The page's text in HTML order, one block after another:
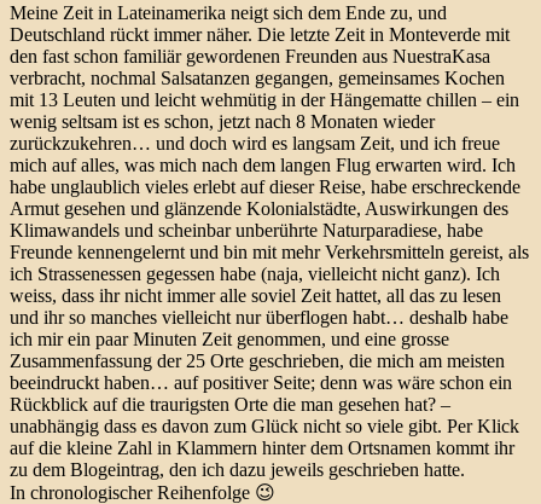
Meine Zeit in Lateinamerika neigt sich dem Ende zu, und
Deutschland rückt immer näher. Die letzte Zeit in Monteverde mit
den fast schon familiär gewordenen Freunden aus NuestraKasa
verbracht, nochmal Salsatanzen gegangen, gemeinsames Kochen
mit 13 Leuten und leicht wehmütig in der Hängematte chillen – ein
wenig seltsam ist es schon, jetzt nach 8 Monaten wieder
zurückzukehren… und doch wird es langsam Zeit, und ich freue
mich auf alles, was mich nach dem langen Flug erwarten wird. Ich
habe unglaublich vieles erlebt auf dieser Reise, habe erschreckende
Armut gesehen und glänzende Kolonialstädte, Auswirkungen des
Klimawandels und scheinbar unberührte Naturparadiese, habe
Freunde kennengelernt und bin mit mehr Verkehrsmitteln gereist, als
ich Strassenessen gegessen habe (naja, vielleicht nicht ganz). Ich
weiss, dass ihr nicht immer alle soviel Zeit hattet, all das zu lesen
und ihr so manches vielleicht nur überflogen habt… deshalb habe
ich mir ein paar Minuten Zeit genommen, und eine grosse
Zusammenfassung der 25 Orte geschrieben, die mich am meisten
beeindruckt haben… auf positiver Seite; denn was wäre schon ein
Rückblick auf die traurigsten Orte die man gesehen hat? –
unabhängig dass es davon zum Glück nicht so viele gibt. Per Klick
auf die kleine Zahl in Klammern hinter dem Ortsnamen kommt ihr
zu dem Blogeintrag, den ich dazu jeweils geschrieben hatte.
In chronologischer Reihenfolge 😉